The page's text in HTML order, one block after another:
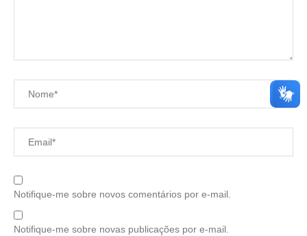
Notifique-me sobre novos comentários por e-mail.
Notifique-me sobre novas publicações por e-mail.